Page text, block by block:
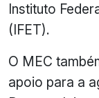
Instituto
(IFET).
O MEC
apoio para a